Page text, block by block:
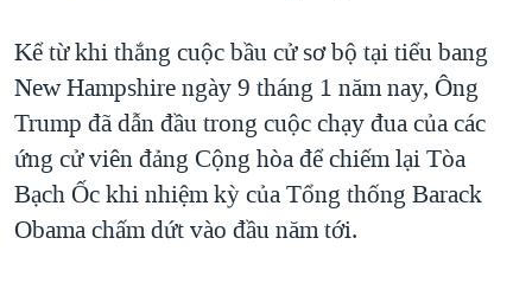
QUAN HỆ VIỆT MỸ
Kể từ khi thắng cuộc bầu cử sơ bộ tại tiểu bang
New Hampshire ngày 9 tháng 1 năm nay, Ông
Trump đã dẫn đầu trong cuộc chạy đua của các
ứng cử viên đảng Cộng hòa để chiếm lại Tòa
Bạch Ốc khi nhiệm kỳ của Tổng thống Barack
Obama chấm dứt vào đầu năm tới.